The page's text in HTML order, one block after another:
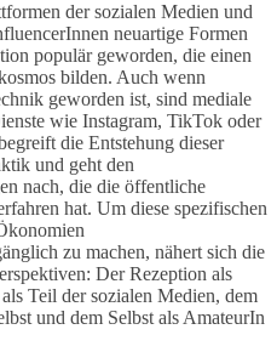
der sozialen Medien und
neuartige Formen
populär geworden, die einen
bilden. Auch wenn
geworden ist, sind mediale
wie Instagram, TikTok oder
die Entstehung dieser
und geht den
nach, die die öffentliche
hat. Um diese spezifischen
zu machen, nähert sich die
Der Rezeption als
Teil der sozialen Medien, dem
und dem Selbst als AmateurIn